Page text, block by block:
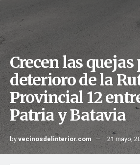
Crecen las quejas
deterioro de la
Provincial 12
Patria y Batavia
byvecinosdelinterior.com 21 mayo,